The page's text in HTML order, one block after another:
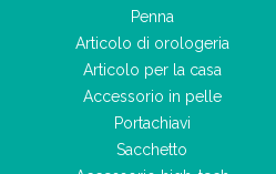
Penna
Articolo di orologeria
Articolo per la casa
Accessorio in pelle
Portachiavi
Sacchetto